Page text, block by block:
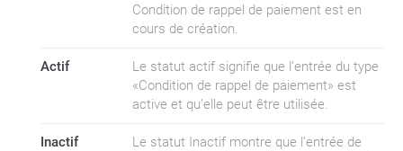
Condition de rappel de paiement est en
cours de création.
Actif
Le statut actif signifie que l’entrée du type
«Condition de rappel de paiement» est
active et qu’elle peut être utilisée.
Inactif
Le statut Inactif montre que l’entrée de